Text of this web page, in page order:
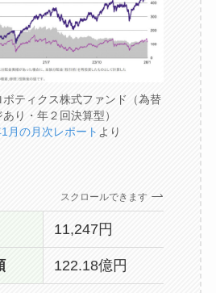
ボティクス株式ファンド（為替
り・年２回決算型）
月の月次レポート より
スクロールできます
11,247円
122.18億円